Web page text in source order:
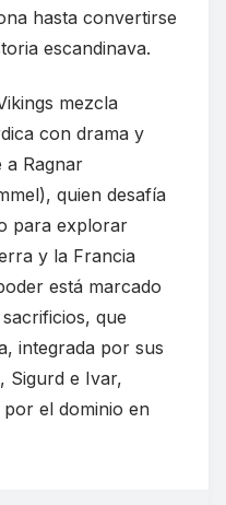
hasta convertirse
escandinava.
mezcla
con drama y
a Ragnar
quien desafía
para explorar
y la Francia
está marcado
que
integrada por sus
Sigurd e Ivar,
el dominio en